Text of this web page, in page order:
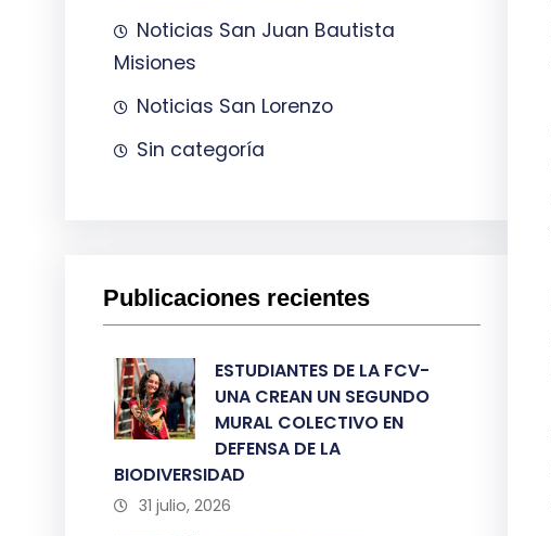
Noticias San Juan Bautista
Misiones
Noticias San Lorenzo
Sin categoría
Publicaciones recientes
ESTUDIANTES DE LA FCV-
UNA CREAN UN SEGUNDO
MURAL COLECTIVO EN
DEFENSA DE LA
BIODIVERSIDAD
31 julio, 2026